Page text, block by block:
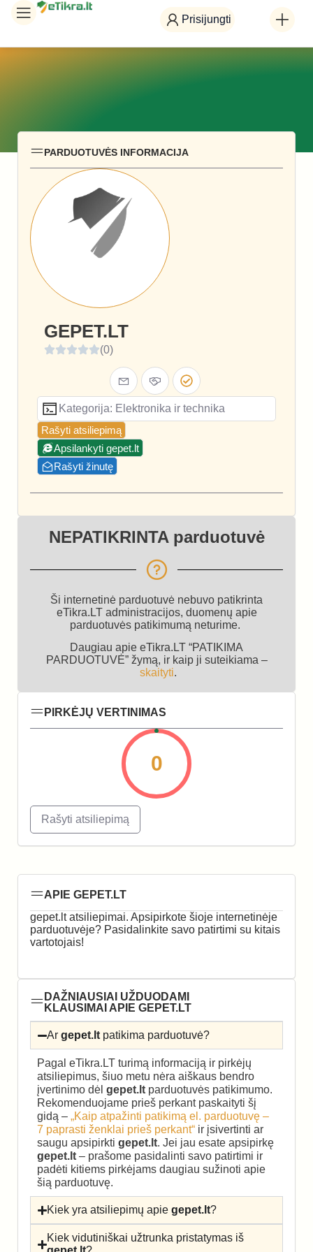
Prisijungti
PARDUOTUVĖS INFORMACIJA
GEPET.LT
(0)
Kategorija: Elektronika ir technika
Rašyti atsiliepimą
Apsilankyti gepet.lt
Rašyti žinutę
NEPATIKRINTA parduotuvė
Ši internetinė parduotuvė nebuvo patikrinta
eTikra.LT administracijos, duomenų apie
parduotuvės patikimumą neturime.
Daugiau apie eTikra.LT “PATIKIMA
PARDUOTUVĖ” žymą, ir kaip ji suteikiama –
skaityti.
PIRKĖJŲ VERTINIMAS
0
Rašyti atsiliepimą
APIE GEPET.LT
gepet.lt atsiliepimai. Apsipirkote šioje internetinėje
parduotuvėje? Pasidalinkite savo patirtimi su kitais
vartotojais!
DAŽNIAUSIAI UŽDUODAMI
KLAUSIMAI APIE GEPET.LT
Argepet.lt patikima parduotuvė?
Pagal eTikra.LT turimą informaciją ir pirkėjų
atsiliepimus, šiuo metu nėra aiškaus bendro
įvertinimo dėl gepet.lt parduotuvės patikimumo.
Rekomenduojame prieš perkant paskaityti šį
gidą – „Kaip atpažinti patikimą el. parduotuvę –
7 paprasti ženklai prieš perkant“ ir įsivertinti ar
saugu apsipirkti gepet.lt. Jei jau esate apsipirkę
gepet.lt – prašome pasidalinti savo patirtimi ir
padėti kitiems pirkėjams daugiau sužinoti apie
šią parduotuvę.
Kiek yra atsiliepimų apiegepet.lt?
Kiek vidutiniškai užtrunka pristatymas iš